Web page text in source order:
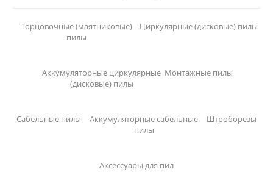
Торцовочные (маятниковые)
пилы
Циркулярные (дисковые) пилы
Аккумуляторные циркулярные
(дисковые) пилы
Монтажные пилы
Сабельные пилы
Аккумуляторные сабельные
пилы
Штроборезы
Аксессуары для пил